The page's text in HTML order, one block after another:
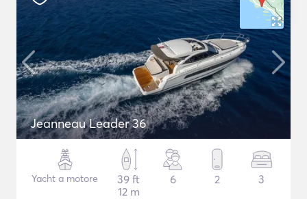
Jeanneau Leader 36
Yacht a motore
39 ft
12 m
6 2 3